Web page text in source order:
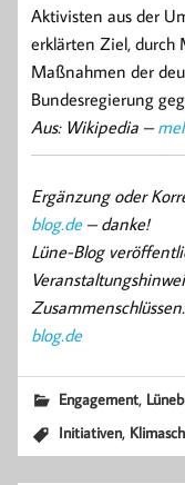
Aktivisten aus der
erklärten Ziel, durch
Maßnahmen der
Bundesregierung
Aus: Wikipedia –
Ergänzung oder
blog.de– danke!
Lüne-Blog
blog.de
Engagement,
Initiativen,